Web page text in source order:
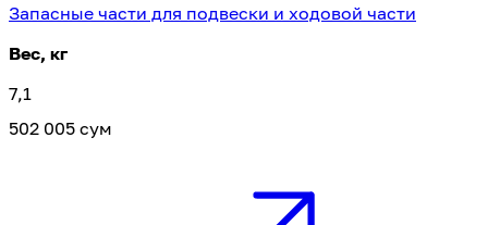
Запасные части для подвески и ходовой части
Вес, кг
7,1
502 005 сум